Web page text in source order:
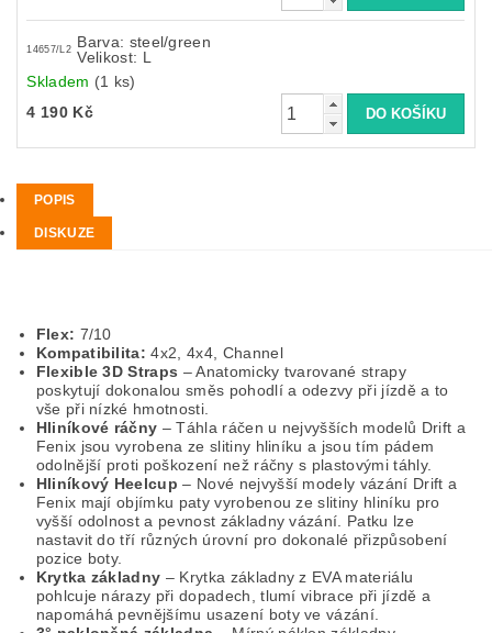
14657/L2
Barva: steel/green
Velikost: L
Skladem (1 ks)
4 190 Kč
POPIS
DISKUZE
Flex: 7/10
Kompatibilita: 4x2, 4x4, Channel
Flexible 3D Straps – Anatomicky tvarované strapy
poskytují dokonalou směs pohodlí a odezvy při jízdě a to
vše při nízké hmotnosti.
Hliníkové ráčny – Táhla ráčen u nejvyšších modelů Drift a
Fenix jsou vyrobena ze slitiny hliníku a jsou tím pádem
odolnější proti poškození než ráčny s plastovými táhly.
Hliníkový Heelcup – Nové nejvyšší modely vázání Drift a
Fenix mají objímku paty vyrobenou ze slitiny hliníku pro
vyšší odolnost a pevnost základny vázání. Patku lze
nastavit do tří různých úrovní pro dokonalé přizpůsobení
pozice boty.
Krytka základny – Krytka základny z EVA materiálu
pohlcuje nárazy při dopadech, tlumí vibrace při jízdě a
napomáhá pevnějšímu usazení boty ve vázání.